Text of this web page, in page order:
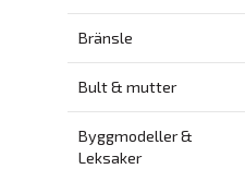
Bränsle
Bult & mutter
Byggmodeller &
Leksaker